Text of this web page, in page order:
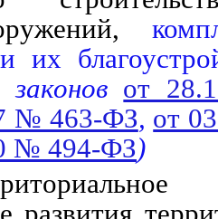
их
от
№ 463-ФЗ, от
№ 494-ФЗ)